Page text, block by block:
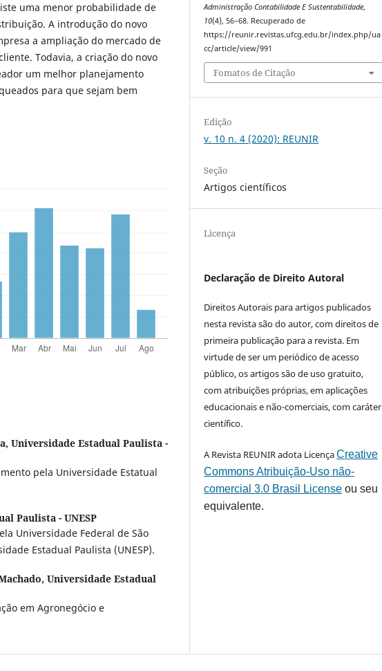
uma menor probabilidade de
A introdução do novo
a ampliação do mercado de
Todavia, a criação do novo
um melhor planejamento
para que sejam bem
Universidade Estadual Paulista -
pela Universidade Estatual
Paulista - UNESP
Universidade Federal de São
Estadual Paulista (UNESP).
Universidade Estadual
em Agronegócio e
Administração Contabilidade E Sustentabilidade,
10(4), 56–68. Recuperado de
https://reunir.revistas.ufcg.edu.br/index.php/ua
cc/article/view/991
Fomatos de Citação
Edição
v. 10 n. 4 (2020): REUNIR
Seção
Artigos científicos
Licença
Declaração de Direito Autoral
Direitos Autorais para artigos publicados
nesta revista são do autor, com direitos de
primeira publicação para a revista. Em
virtude de ser um periódico de acesso
público, os artigos são de uso gratuito,
com atribuições próprias, em aplicações
educacionais e não-comerciais, com caráter
científico.
A Revista REUNIR adota LicençaCreative
Commons Atribuição-Uso não-
comercial 3.0 Brasil License ou seu
equivalente.